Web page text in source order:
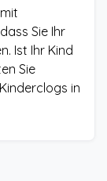
Sie Ihr
Ist Ihr Kind
Sie
in